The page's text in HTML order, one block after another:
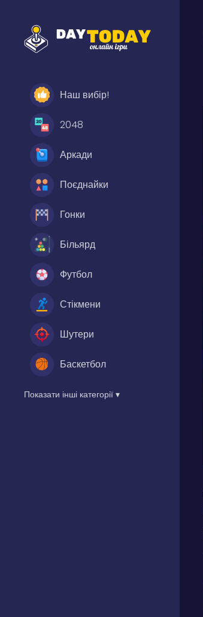
Наш вибір!
2048
Аркади
Поєднайки
Гонки
Більярд
Футбол
Стікмени
Шутери
Баскетбол
Показати інші категорії ▾